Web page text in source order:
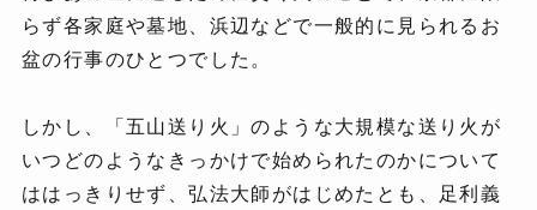
らず各家庭や墓地、浜辺などで一般的に見られるお
盆の行事のひとつでした。
しかし、「五山送り火」のような大規模な送り火が
いつどのようなきっかけで始められたのかについて
ははっきりせず、弘法大師がはじめたとも、足利義